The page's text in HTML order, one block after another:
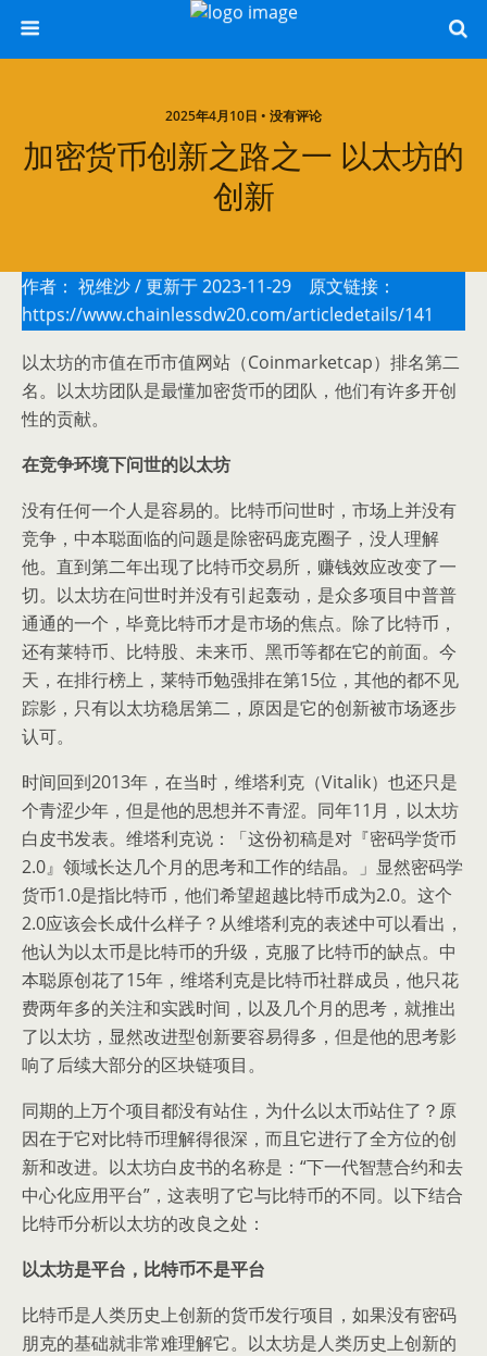
2025年4月10日 • 没有评论
加密货币创新之路之一 以太坊的
创新
作者： 祝维沙/ 更新于 2023-11-29 原文链接：
https://www.chainlessdw20.com/articledetails/141
以太坊的市值在币市值网站（Coinmarketcap）排名第二
名。以太坊团队是最懂加密货币的团队，他们有许多开创
性的贡献。
在竞争环境下问世的以太坊
没有任何一个人是容易的。比特币问世时，市场上并没有
竞争，中本聪面临的问题是除密码庞克圈子，没人理解
他。直到第二年出现了比特币交易所，赚钱效应改变了一
切。以太坊在问世时并没有引起轰动，是众多项目中普普
通通的一个，毕竟比特币才是市场的焦点。除了比特币，
还有莱特币、比特股、未来币、黑币等都在它的前面。今
天，在排行榜上，莱特币勉强排在第15位，其他的都不见
踪影，只有以太坊稳居第二，原因是它的创新被市场逐步
认可。
时间回到2013年，在当时，维塔利克（Vitalik）也还只是
个青涩少年，但是他的思想并不青涩。同年11月，以太坊
白皮书发表。维塔利克说：「这份初稿是对『密码学货币
2.0』领域长达几个月的思考和工作的结晶。」显然密码学
货币1.0是指比特币，他们希望超越比特币成为2.0。这个
2.0应该会长成什么样子？从维塔利克的表述中可以看出，
他认为以太币是比特币的升级，克服了比特币的缺点。中
本聪原创花了15年，维塔利克是比特币社群成员，他只花
费两年多的关注和实践时间，以及几个月的思考，就推出
了以太坊，显然改进型创新要容易得多，但是他的思考影
响了后续大部分的区块链项目。
同期的上万个项目都没有站住，为什么以太币站住了？原
因在于它对比特币理解得很深，而且它进行了全方位的创
新和改进。以太坊白皮书的名称是：“下一代智慧合约和去
中心化应用平台”，这表明了它与比特币的不同。以下结合
比特币分析以太坊的改良之处：
以太坊是平台，比特币不是平台
比特币是人类历史上创新的货币发行项目，如果没有密码
朋克的基础就非常难理解它。以太坊是人类历史上创新的